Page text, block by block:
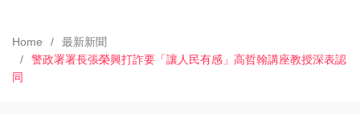
Home
最新新聞
警政署署長張榮興打詐要「讓人民有感」高哲翰講座教授深表認
同